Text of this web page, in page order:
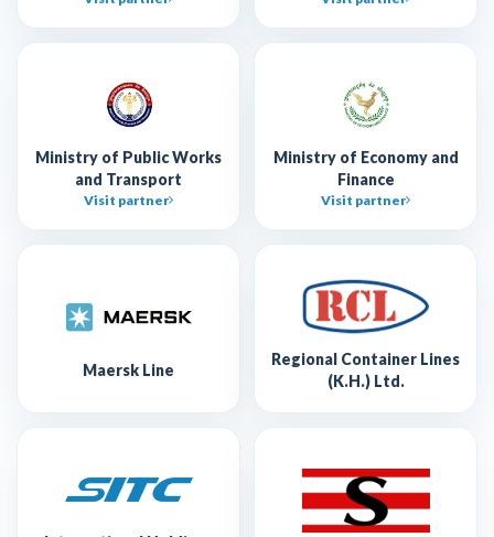
Ministry of Public Works
and Transport
Visit partner
Ministry of Economy and
Finance
Visit partner
Maersk Line
Regional Container Lines
(K.H.) Ltd.